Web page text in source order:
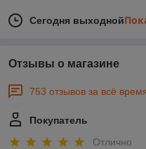
Сегодня выходной
Отзывы о магазине
753 отзывов за всё
Покупатель
Отлично